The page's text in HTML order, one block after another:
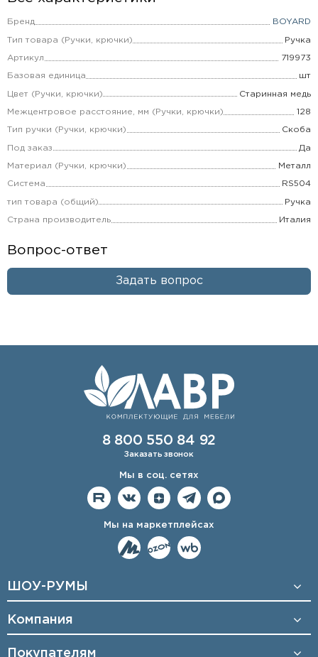
Бренд BOYARD
Тип товара (Ручки, крючки) Ручка
Артикул 719973
Базовая единица шт
Цвет (Ручки, крючки) Старинная медь
Межцентровое расстояние, мм (Ручки, крючки) 128
Тип ручки (Ручки, крючки) Скоба
Под заказ Да
Материал (Ручки, крючки) Металл
Система RS504
тип товара (общий) Ручка
Страна производитель Италия
Вопрос-ответ
Задать вопрос
8 800 550 84 92
Заказать звонок
Мы в соц. сетях
Мы на маркетплейсах
ШОУ-РУМЫ
Компания
Покупателям